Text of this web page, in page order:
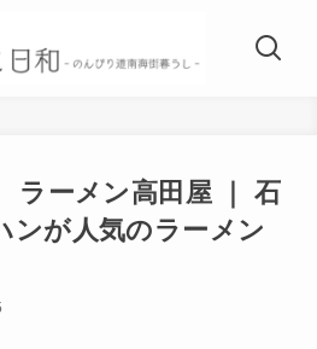
ラーメン高田屋 ｜ 石
ンが人気のラーメン